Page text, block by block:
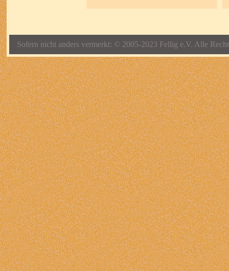
Sofern nicht anders vermerkt: © 2005-2023 Fellig e.V. Alle